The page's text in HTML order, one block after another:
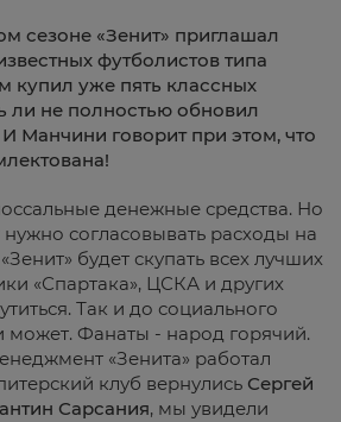
сезоне «Зенит» приглашал
футболистов типа
купил уже пять классных
ли не полностью обновил
Манчини говорит при этом, что
денежные средства. Но
нужно согласовывать расходы на
будет скупать всех лучших
«Спартака», ЦСКА и других
Так и до социального
может. Фанаты - народ горячий.
«Зенита» работал
клуб вернулись Сергей
Сарсания, мы увидели